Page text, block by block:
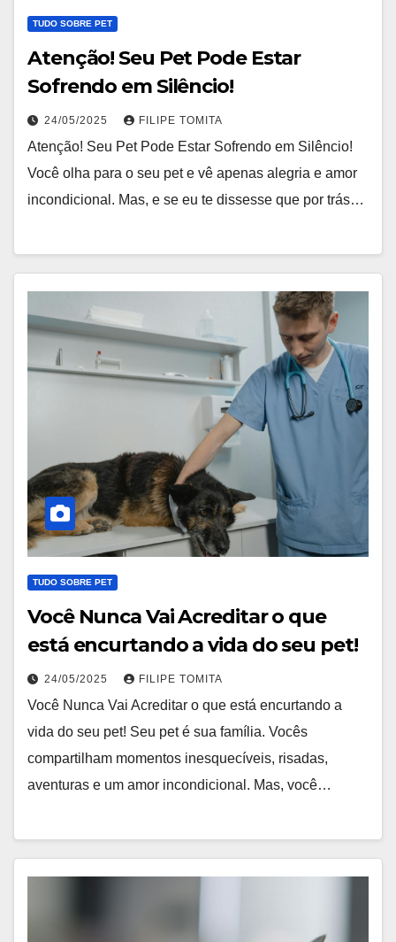
TUDO SOBRE PET
Atenção! Seu Pet Pode Estar
Sofrendo em Silêncio!
24/05/2025 FILIPE TOMITA
Atenção! Seu Pet Pode Estar Sofrendo em Silêncio!
Você olha para o seu pet e vê apenas alegria e amor
incondicional. Mas, e se eu te dissesse que por trás…
TUDO SOBRE PET
Você Nunca Vai Acreditar o que
está encurtando a vida do seu pet!
24/05/2025 FILIPE TOMITA
Você Nunca Vai Acreditar o que está encurtando a
vida do seu pet! Seu pet é sua família. Vocês
compartilham momentos inesquecíveis, risadas,
aventuras e um amor incondicional. Mas, você…